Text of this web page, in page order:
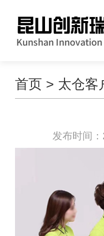
首页 > 太仓客
发布时间